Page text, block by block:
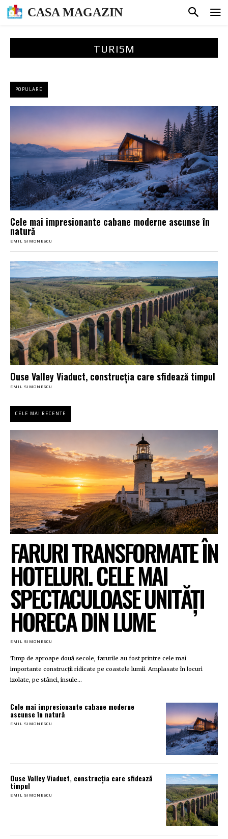
CASA MAGAZIN
TURISM
POPULARE
Cele mai impresionante cabane moderne ascunse în
natură
EMIL SIMONESCU
Ouse Valley Viaduct, construcția care sfidează timpul
EMIL SIMONESCU
CELE MAI RECENTE
FARURI TRANSFORMATE ÎN
HOTELURI. CELE MAI
SPECTACULOASE UNITĂȚI
HORECA DIN LUME
EMIL SIMONESCU
Timp de aproape două secole, farurile au fost printre cele mai
importante construcții ridicate pe coastele lumii. Amplasate în locuri
izolate, pe stânci, insule...
Cele mai impresionante cabane moderne
ascunse în natură
EMIL SIMONESCU
Ouse Valley Viaduct, construcția care sfidează
timpul
EMIL SIMONESCU